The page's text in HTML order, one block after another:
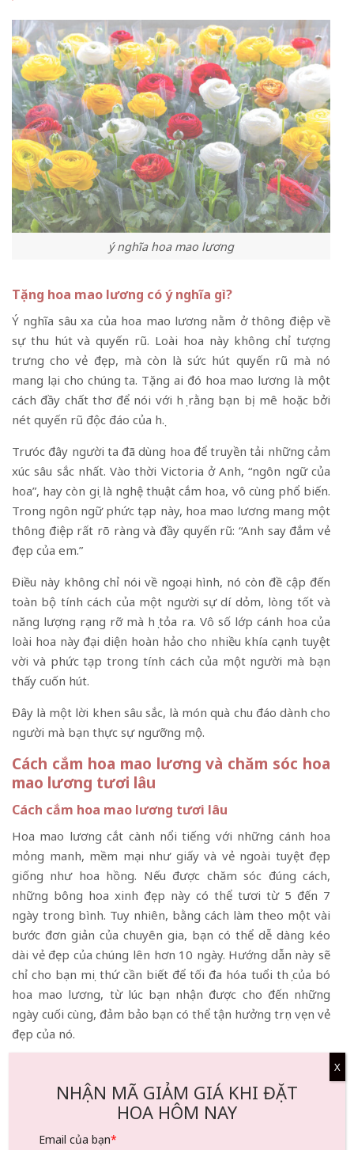
ý nghĩa hoa mao lương
Tặng hoa mao lương có ý nghĩa gì?
Ý nghĩa sâu xa của hoa mao lương nằm ở thông điệp về
sự thu hút và quyến rũ. Loài hoa này không chỉ tượng
trưng cho vẻ đẹp, mà còn là sức hút quyến rũ mà nó
mang lại cho chúng ta. Tặng ai đó hoa mao lương là một
cách đầy chất thơ để nói với họ rằng bạn bị mê hoặc bởi
nét quyến rũ độc đáo của họ.
Trưóc đây người ta đã dùng hoa để truyền tải những cảm
xúc sâu sắc nhất. Vào thời Victoria ở Anh, “ngôn ngữ của
hoa”, hay còn gọi là nghệ thuật cắm hoa, vô cùng phổ biến.
Trong ngôn ngữ phức tạp này, hoa mao lương mang một
thông điệp rất rõ ràng và đầy quyến rũ: “Anh say đắm vẻ
đẹp của em.”
Điều này không chỉ nói về ngoại hình, nó còn đề cập đến
toàn bộ tính cách của một người sự dí dỏm, lòng tốt và
năng lượng rạng rỡ mà họ tỏa ra. Vô số lớp cánh hoa của
loài hoa này đại diện hoàn hảo cho nhiều khía cạnh tuyệt
vời và phức tạp trong tính cách của một người mà bạn
thấy cuốn hút.
Đây là một lời khen sâu sắc, là món quà chu đáo dành cho
người mà bạn thực sự ngưỡng mộ.
Cách cắm hoa mao lương và chăm sóc hoa
mao lương tươi lâu
Cách cắm hoa mao lương tươi lâu
Hoa mao lương cắt cành nổi tiếng với những cánh hoa
mỏng manh, mềm mại như giấy và vẻ ngoài tuyệt đẹp
giống như hoa hồng. Nếu được chăm sóc đúng cách,
những bông hoa xinh đẹp này có thể tươi từ 5 đến 7
ngày trong bình. Tuy nhiên, bằng cách làm theo một vài
bước đơn giản của chuyên gia, bạn có thể dễ dàng kéo
dài vẻ đẹp của chúng lên hơn 10 ngày. Hướng dẫn này sẽ
chỉ cho bạn mọi thứ cần biết để tối đa hóa tuổi thọ của bó
hoa mao lương, từ lúc bạn nhận được cho đến những
ngày cuối cùng, đảm bảo bạn có thể tận hưởng trọn vẹn vẻ
đẹp của nó.
thường có thể mong đợi chúng sẽ trông rực rỡ và đẹp
trong khoảng 5 đến 7 ngày. Đây là khoảng thời gian tiêu
chuẩn cho nhiều loại hoa cắt cành. Tuy nhiên, tuổi thọ này
không cố định và có thể bị ảnh hưởng bởi một số yếu tố.
NHẬN MÃ GIẢM GIÁ KHI ĐẶT
HOA HÔM NAY
Email của bạn*
X